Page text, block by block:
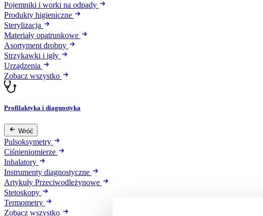
Pojemniki i worki na odpady
Produkty higieniczne
Sterylizacja
Materiały opatrunkowe
Asortyment drobny
Strzykawki i igły
Urządzenia
Zobacz wszystko
Profilaktyka i diagnostyka
Wróć
Pulsoksymetry
Ciśnieniomierze
Inhalatory
Instrumenty diagnostyczne
Artykuły Przeciwodleżynowe
Stetoskopy
Termometry
Zobacz wszystko